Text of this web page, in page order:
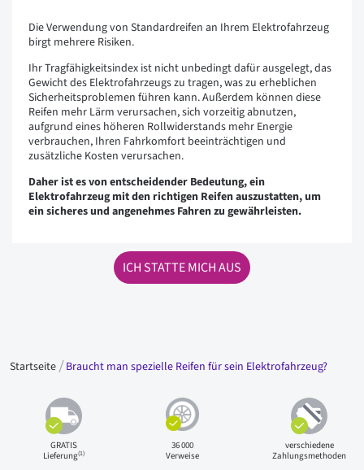
Die Verwendung von Standardreifen an Ihrem Elektrofahrzeug
birgt mehrere Risiken.
Ihr Tragfähigkeitsindex ist nicht unbedingt dafür ausgelegt, das
Gewicht des Elektrofahrzeugs zu tragen, was zu erheblichen
Sicherheitsproblemen führen kann. Außerdem können diese
Reifen mehr Lärm verursachen, sich vorzeitig abnutzen,
aufgrund eines höheren Rollwiderstands mehr Energie
verbrauchen, Ihren Fahrkomfort beeinträchtigen und
zusätzliche Kosten verursachen.
Daher ist es von entscheidender Bedeutung, ein
Elektrofahrzeug mit den richtigen Reifen auszustatten, um
ein sicheres und angenehmes Fahren zu gewährleisten.
ICH STATTE MICH AUS
Startseite Braucht man spezielle Reifen für sein Elektrofahrzeug?
GRATIS
Lieferung(1)
36 000
Verweise
verschiedene
Zahlungsmethoden